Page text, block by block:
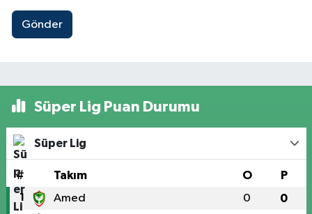
Gönder
Süper Lig Puan Durumu
Süper Lig
# Takım O P
1 Amed 0 0